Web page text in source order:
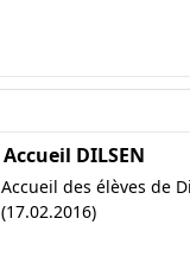
Accueil DILSEN
Accueil des élèves de
(17.02.2016)